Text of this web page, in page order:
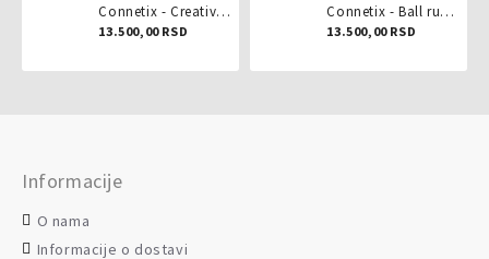
Connetix - Creative pack 102 dela
13.500,00 RSD
Connetix - Ball run pastel 106 delova
13.500,00 RSD
Informacije
O nama
Informacije o dostavi